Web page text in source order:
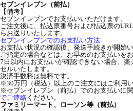
セブンイレブン（前払）
【備考】
セブンイレブンでお支払いいただけます。
ご注文後に、払込票番号および払込票の
らお送りいたします。
セブンイレブンでのお支払い方法
お支払い状況の確認後、発送手続きが開始
ご指定の場合などは、お早めのお支払いを
7日以内にお支払いが確認できない場合、
セルいたします。
決済手数料は無料です。
※30万円（税込）以上のご注文にはご利用い
※セブンイレブン（前払）でのお支払いに
でご連絡 ください。
ファミリーマート、ローソン等（前払）